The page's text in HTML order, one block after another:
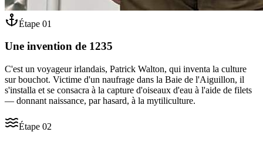
Étape 01
Une invention de 1235
C'est un voyageur irlandais, Patrick Walton, qui inventa la culture
sur bouchot. Victime d'un naufrage dans la Baie de l'Aiguillon, il
s'installa et se consacra à la capture d'oiseaux d'eau à l'aide de filets
— donnant naissance, par hasard, à la mytiliculture.
Étape 02